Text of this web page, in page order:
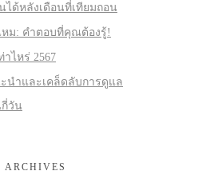
ด้หลังเดือนที่เทียมถอน
หม: คำตอบที่คุณต้องรู้!
ไหร่ 2567
นำและเคล็ดลับการดูแล
วัน
ARCHIVES